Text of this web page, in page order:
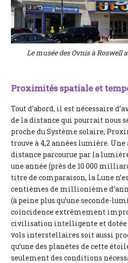
Le musée des Ovnis à Roswell
Proximités spatiale et
Tout d’abord, il est nécessaire
de la distance qui pourrait nous
proche du Système solaire,
trouve à 4,2 années lumière.
distance parcourue par la
une année (près de 10 000
titre de comparaison, la Lune
centièmes de millionième
(à peine plus qu’une seconde-
coïncidence extrêmement
civilisation intelligente et dotée
vols interstellaires soit aussi
qu’une des planètes de cette
seulement des conditions